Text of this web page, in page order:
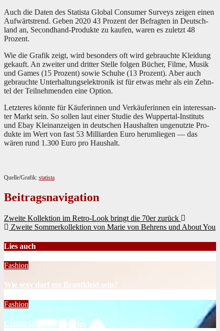
Auch die Dat­en des Sta­tista Glob­al Con­sumer Sur­veys zeigen einen
Aufwärt­strend. Geben 2020 43 Prozent der Befragten in Deutsch­
land an, Sec­ond­hand-Pro­duk­te zu kaufen, waren es zulet­zt 48
Prozent.
Wie die Grafik zeigt, wird beson­ders oft wird gebrauchte Klei­dung
gekauft. An zweit­er und drit­ter Stelle fol­gen Büch­er, Filme, Musik
und Games (15 Prozent) sowie Schuhe (13 Prozent). Aber auch
gebrauchte Unter­hal­tungse­lek­tron­ik ist für etwas mehr als ein Zehn­
tel der Teil­nehmenden eine Option.
Let­zteres kön­nte für Käuferin­nen und Verkäuferin­nen ein inter­es­san­
ter Markt sein. So sollen laut ein­er Studie des Wup­per­tal-Insti­tuts
und Ebay Kleinanzeigen in deutschen Haushal­ten ungenutzte Pro­
duk­te im Wert von fast 53 Mil­liar­den Euro herum­liegen — das
wären rund 1.300 Euro pro Haushalt.
Quelle/Grafik: sta­tista
Beitragsnavigation
Zweite Kollektion im Retro-Look bringt die 70er zurück
Zweite Sommerkollektion von Marie von Behrens und About You
Lies auch
Fashion
Wie sexy darf ein Brautkleid sein?
Fashion
Create Offline Memories